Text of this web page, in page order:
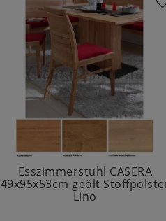
Esszimmerstuhl CASERA
49x95x53cm geölt
Lino